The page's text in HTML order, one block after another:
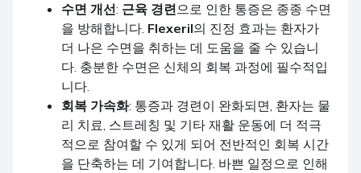
수면 개선: 근육 경련으로 인한 통증은 종종 수면
을 방해합니다. Flexeril의 진정 효과는 환자가
더 나은 수면을 취하는 데 도움을 줄 수 있습니
다. 충분한 수면은 신체의 회복 과정에 필수적입
니다.
회복 가속화: 통증과 경련이 완화되면, 환자는 물
리 치료, 스트레칭 및 기타 재활 운동에 더 적극
적으로 참여할 수 있게 되어 전반적인 회복 시간
을 단축하는 데 기여합니다. 바쁜 일정으로 인해